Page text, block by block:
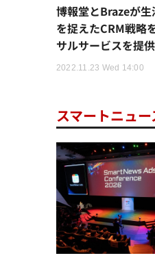
博報堂とBrazeが
を捉えたCRM戦略
サルサービスを提供
2022.11.23 Wed 14:00
スマートニュー